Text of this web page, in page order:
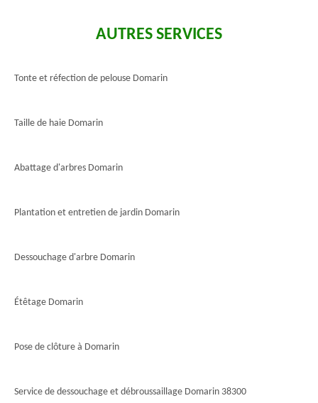
AUTRES SERVICES
Tonte et réfection de pelouse Domarin
Taille de haie Domarin
Abattage d'arbres Domarin
Plantation et entretien de jardin Domarin
Dessouchage d'arbre Domarin
Étêtage Domarin
Pose de clôture à Domarin
Service de dessouchage et débroussaillage Domarin 38300